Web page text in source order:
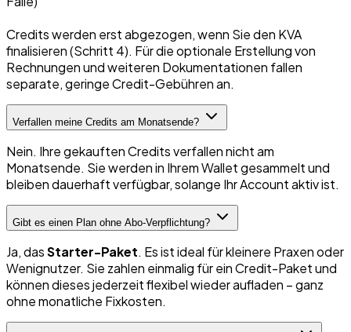
Credits werden erst abgezogen, wenn Sie den KVA
finalisieren (Schritt 4). Für die optionale Erstellung von
Rechnungen und weiteren Dokumentationen fallen
separate, geringe Credit-Gebühren an.
Verfallen meine Credits am Monatsende?
Nein. Ihre gekauften Credits verfallen nicht am
Monatsende. Sie werden in Ihrem Wallet gesammelt und
bleiben dauerhaft verfügbar, solange Ihr Account aktiv ist.
Gibt es einen Plan ohne Abo-Verpflichtung?
Ja, dasStarter-Paket. Es ist ideal für kleinere Praxen oder
Wenignutzer. Sie zahlen einmalig für ein Credit-Paket und
können dieses jederzeit flexibel wieder aufladen – ganz
ohne monatliche Fixkosten.